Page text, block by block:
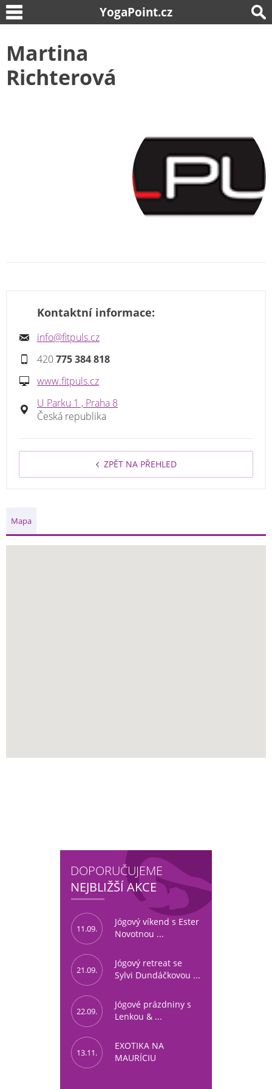
YogaPoint.cz
Martina
Richterová
Kontaktní informace:
info@fitpuls.cz
420775 384 818
www.fitpuls.cz
U Parku 1 , Praha 8
Česká republika
ZPĚT NA PŘEHLED
Mapa
DOPORUČUJEME
NEJBLIŽŠÍ AKCE
11.09.
Jógový víkend s Ester
Novotnou ...
21.09.
Jógový retreat se
Sylvi Dundáčkovou ...
22.09.
Jógové prázdniny s
Lenkou & ...
13.11.
EXOTIKA NA
MAURÍCIU